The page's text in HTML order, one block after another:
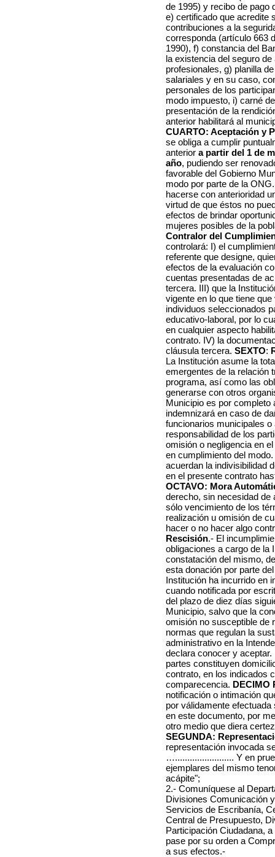
de 1995) y recibo de pago
e) certificado que acredite
contribuciones a la
corresponda (artículo 663
1990), f) constancia del
la existencia del seguro
profesionales, g) planilla
salariales y en su caso,
personales de los
modo impuesto, i) carné
presentación de la
anterior habilitará al
CUARTO: Aceptación y
se obliga a cumplir
anterior a partir del 1 de
año, pudiendo ser
favorable del Gobierno
modo por parte de la
hacerse con anterioridad
virtud de que éstos no
efectos de brindar
mujeres posibles de la
Contralor del
controlará: I) el
referente que designe,
efectos de la evaluación
cuentas presentadas de
tercera. III) que la
vigente en lo que tiene
individuos seleccionados
educativo-laboral, por lo
en cualquier aspecto
contrato. IV) la
cláusula tercera. SEXTO:
La Institución asume la
emergentes de la relación
programa, así como las
generarse con otros
Municipio es por completo
indemnizará en caso de
funcionarios municipales
responsabilidad de los
omisión o negligencia en
en cumplimiento del modo.
acuerdan la indivisibilidad
en el presente contrato
OCTAVO: Mora
derecho, sin necesidad de
sólo vencimiento de los
realización u omisión de
hacer o no hacer algo
Rescisión.- El
obligaciones a cargo de la
constatación del mismo,
esta donación por parte
Institución ha incurrido en
cuando notificada por
del plazo de diez días
Municipio, salvo que la
omisión no susceptible de
normas que regulan la
administrativo en la
declara conocer y aceptar.
partes constituyen
contrato, en los indicados
comparecencia. DECIMO
notificación o intimación
por válidamente
en este documento, por
otro medio que diera
SEGUNDA:
representación invocada
…........................ Y en
ejemplares del mismo
acápite";
2.- Comuníquese al
Divisiones Comunicación
Servicios de Escribanía,
Central de Presupuesto,
Participación Ciudadana,
pase por su orden a
a sus efectos.-